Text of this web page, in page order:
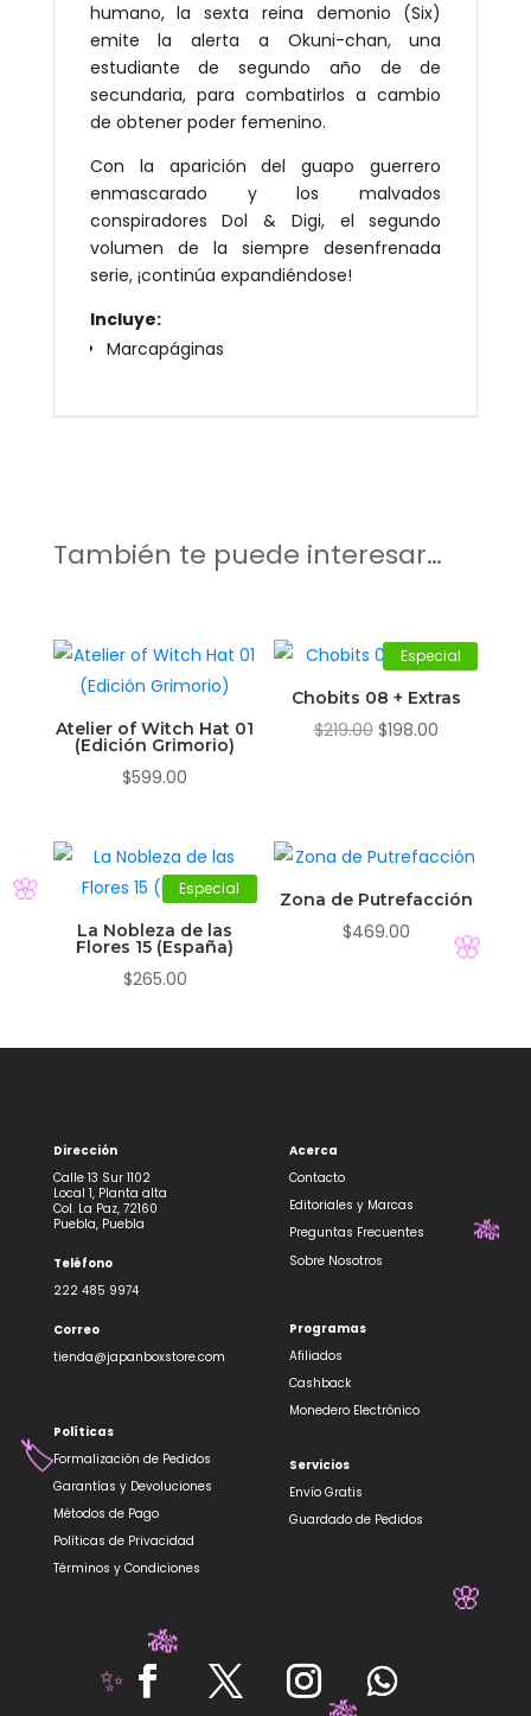
humano, la sexta reina demonio (Six)
emite la alerta a Okuni-chan, una
estudiante de segundo año de de
secundaria, para combatirlos a cambio
de obtener poder femenino.
Con la aparición del guapo guerrero
enmascarado y los malvados
conspiradores Dol & Digi, el segundo
volumen de la siempre desenfrenada
serie, ¡continúa expandiéndose!
Incluye:
Marcapáginas
También te puede interesar…
Atelier of Witch Hat 01
(Edición Grimorio)
$599.00
Especial
Chobits 08 + Extras
$219.00 El
$219.00.
$198.00El
$198.00.
Especial
La Nobleza de las
Flores 15 (España)
$265.00
Zona de Putrefacción
$469.00
Dirección
Calle 13 Sur 1102
Local 1, Planta alta
Col. La Paz, 72160
Puebla, Puebla
Teléfono
222 485 9974
Correo
tienda@japanboxstore.com
Políticas
Formalización de Pedidos
Garantías y Devoluciones
Métodos de Pago
Políticas de Privacidad
Términos y Condiciones
Acerca
Contacto
Editoriales y Marcas
Preguntas Frecuentes
Sobre Nosotros
Programas
Afiliados
Cashback
Monedero Electrónico
Servicios
Envío Gratis
Guardado de Pedidos